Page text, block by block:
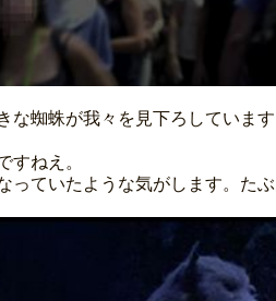
な蜘蛛が我々を見下ろしていま
すねえ。
ていたような気がします。たぶ